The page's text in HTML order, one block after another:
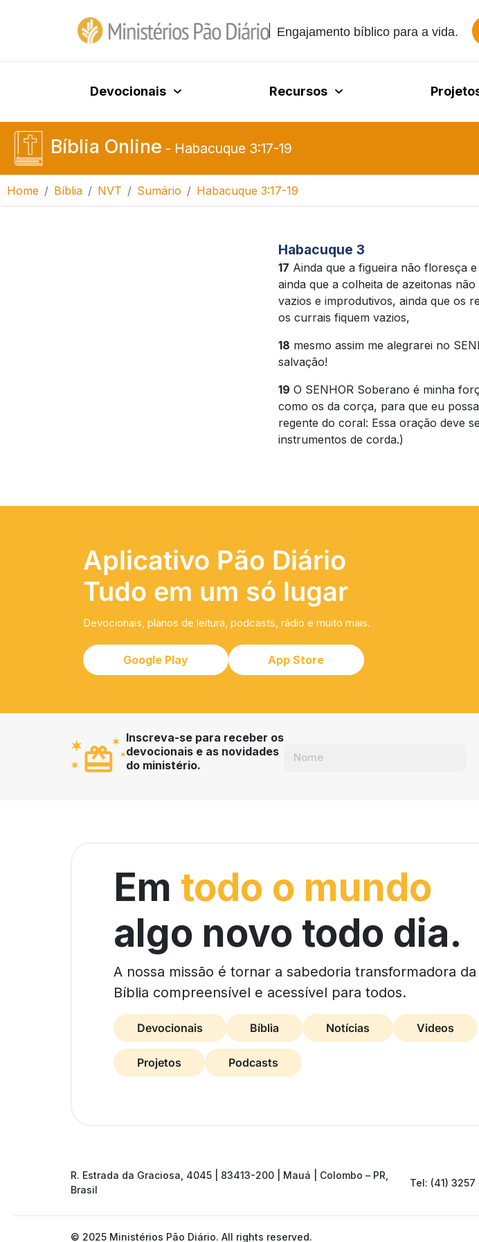
Engajamento bíblico para a vida.
Devocionais Recursos
Bíblia Online - Habacuque 3:17-19
Home Bíblia NVT Sumário Habacuque 3:17-19
Habacuque 3
17 Ainda que a figueira não floresça
ainda que a colheita de azeitonas
vazios e improdutivos, ainda que os
os currais fiquem vazios,
18 mesmo assim me alegrarei no
salvação!
19 O SENHOR Soberano é minha
como os da corça, para que eu
regente do coral: Essa oração deve
instrumentos de corda.)
Aplicativo Pão Diário
Tudo em um só lugar
Devocionais, planos de leitura, podcasts, rádio e muito mais.
Google Play App Store
Inscreva-se para receber os
devocionais e as novidades
do ministério.
Em todo o mundo
algo novo todo dia.
A nossa missão é tornar a sabedoria transformadora da
Bíblia compreensível e acessível para todos.
Devocionais Bíblia Notícias Videos
Projetos Podcasts
R. Estrada da Graciosa, 4045 | 83413-200 | Mauá | Colombo – PR,
Brasil
Tel: (41) 3257
© 2025 Ministérios Pão Diário. All rights reserved.